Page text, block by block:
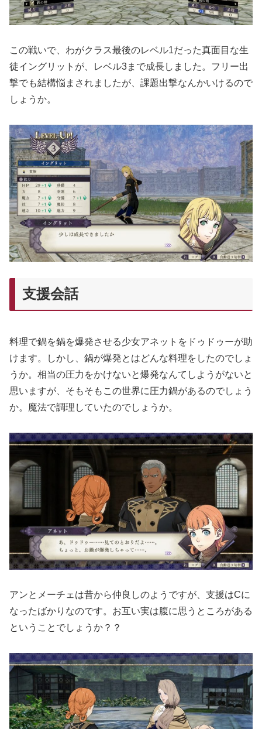
この戦いで、わがクラス最後のレベル1だった真面目な生
徒イングリットが、レベル3まで成長しました。フリー出
撃でも結構悩まされましたが、課題出撃なんかいけるので
しょうか。
支援会話
料理で鍋を鍋を爆発させる少女アネットをドゥドゥーが助
けます。しかし、鍋が爆発とはどんな料理をしたのでしょ
うか。相当の圧力をかけないと爆発なんてしようがないと
思いますが、そもそもこの世界に圧力鍋があるのでしょう
か。魔法で調理していたのでしょうか。
アンとメーチェは昔から仲良しのようですが、支援はCに
なったばかりなのです。お互い実は腹に思うところがある
ということでしょうか？？